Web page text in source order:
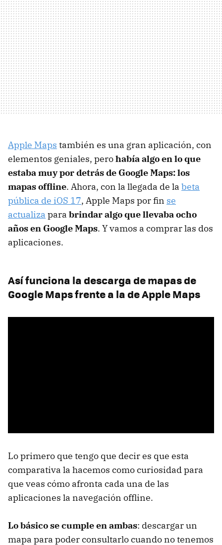
Apple Maps también es una gran aplicación, con
elementos geniales, perohabía algo en lo que
estaba muy por detrás de Google Maps: los
mapas offline. Ahora, con la llegada de la beta
pública de iOS 17, Apple Maps por fin se
actualiza para brindar algo que llevaba ocho
años en Google Maps. Y vamos a comprar las dos
aplicaciones.
Así funciona la descarga de mapas de
Google Maps frente a la de Apple Maps
Lo primero que tengo que decir es que esta
comparativa la hacemos como curiosidad para
que veas cómo afronta cada una de las
aplicaciones la navegación offline.
Lo básico se cumple en ambas: descargar un
mapa para poder consultarlo cuando no tenemos